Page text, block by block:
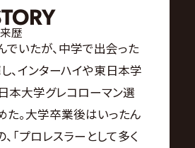
来歴
いたが、中学で出会った
、インターハイや東日本学
本大学グレコローマン選
。大学卒業後はいったん
「プロレスラーとして多く